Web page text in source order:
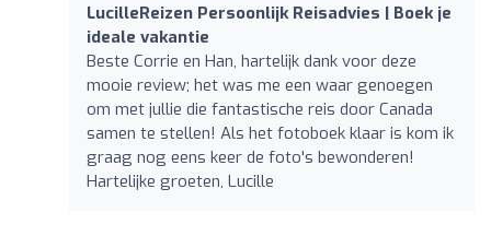
LucilleReizen Persoonlijk Reisadvies | Boek je
ideale vakantie
Beste Corrie en Han, hartelijk dank voor deze
mooie review; het was me een waar genoegen
om met jullie die fantastische reis door Canada
samen te stellen! Als het fotoboek klaar is kom ik
graag nog eens keer de foto's bewonderen!
Hartelijke groeten, Lucille